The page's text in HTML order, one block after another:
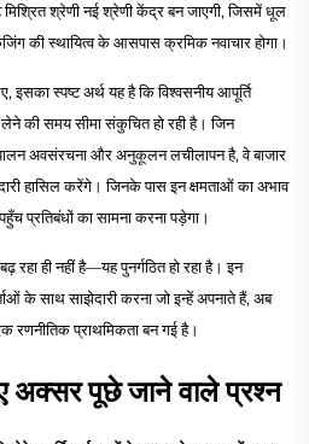
मिश्रित श्रेणी नई श्रेणी केंद्र बन जाएगी, जिसमें धूल
की स्थायित्व के आसपास क्रमिक नवाचार होगा।
इसका स्पष्ट अर्थ यह है कि विश्वसनीय आपूर्ति
लेने की समय सीमा संकुचित हो रही है। जिन
अवसंरचना और अनुकूलन लचीलापन है, वे बाजार
हासिल करेंगे। जिनके पास इन क्षमताओं का अभाव
प्रतिबंधों का सामना करना पड़ेगा।
रहा ही नहीं है—यह पुनर्गठित हो रहा है। इन
के साथ साझेदारी करना जो इन्हें अपनाते हैं, अब
रणनीतिक प्राथमिकता बन गई है।
अक्सर पूछे जाने वाले प्रश्न